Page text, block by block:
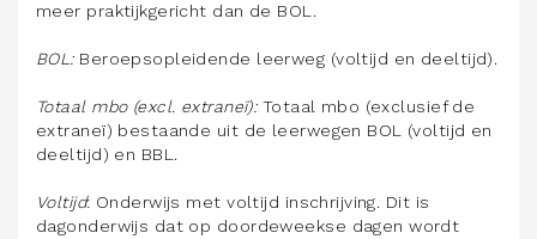
meer praktijkgericht dan de BOL.
BOL:Beroepsopleidende leerweg (voltijd en deeltijd).
Totaal mbo (excl. extraneï): Totaal mbo (exclusief de
extraneï) bestaande uit de leerwegen BOL (voltijd en
deeltijd) en BBL.
Voltijd: Onderwijs met voltijd inschrijving. Dit is
dagonderwijs dat op doordeweekse dagen wordt